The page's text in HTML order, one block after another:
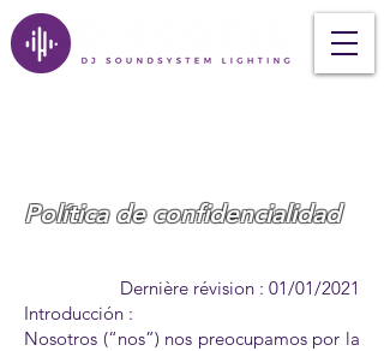
Política de confidencialidad
Dernière révision : 01/01/2021
Introducción :
Nosotros (“nos”) nos preocupamos por la